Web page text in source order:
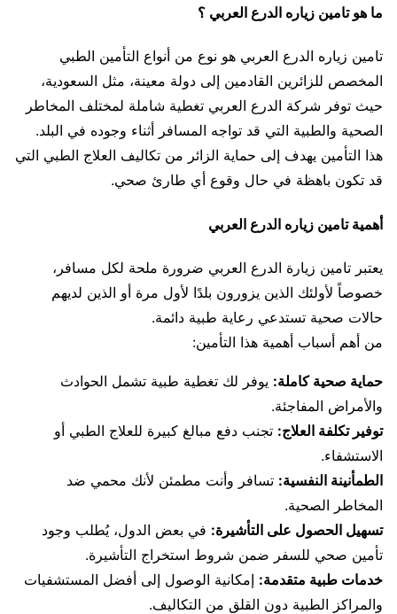
ما هو تامين زياره الدرع العربي ؟
تامين زياره الدرع العربي هو نوع من أنواع التأمين الطبي
المخصص للزائرين القادمين إلى دولة معينة، مثل السعودية،
حيث توفر شركة الدرع العربي تغطية شاملة لمختلف المخاطر
الصحية والطبية التي قد تواجه المسافر أثناء وجوده في البلد.
هذا التأمين يهدف إلى حماية الزائر من تكاليف العلاج الطبي التي
قد تكون باهظة في حال وقوع أي طارئ صحي.
أهمية تامين زياره الدرع العربي
يعتبر تامين زيارة الدرع العربي ضرورة ملحة لكل مسافر،
خصوصاً لأولئك الذين يزورون بلدًا لأول مرة أو الذين لديهم
حالات صحية تستدعي رعاية طبية دائمة.
من أهم أسباب أهمية هذا التأمين:
حماية صحية كاملة: يوفر لك تغطية طبية تشمل الحوادث
والأمراض المفاجئة.
توفير تكلفة العلاج: تجنب دفع مبالغ كبيرة للعلاج الطبي أو
الاستشفاء.
الطمأنينة النفسية: تسافر وأنت مطمئن لأنك محمي ضد
المخاطر الصحية.
تسهيل الحصول على التأشيرة: في بعض الدول، يُطلب وجود
تأمين صحي للسفر ضمن شروط استخراج التأشيرة.
خدمات طبية متقدمة: إمكانية الوصول إلى أفضل المستشفيات
والمراكز الطبية دون القلق من التكاليف.